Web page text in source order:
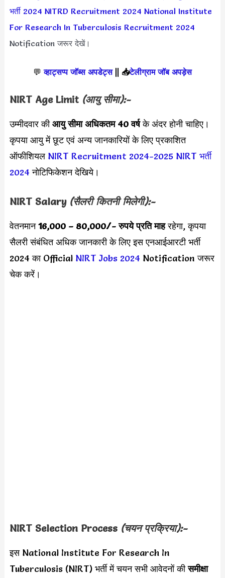
भर्ती 2024 NITRD Recruitment 2024 National Institute
For Research In Tuberculosis Recruitment 2024
Notification जरूर देखें।
💬 व्हाट्सप्प जॉब्स अपडेट्स|| 📥टेलीग्राम जॉब अपड़ेस
NIRT Age Limit (आयु सीमा):-
उम्मीदवार कीआयु सीमा अधिकतम 40 वर्षके अंदर होनी चाहिए।
कृपया आयु में छूट एवं अन्य जानकारियों के लिए प्रकाशित
ऑफीशियल NIRT Recruitment 2024-2025 NIRT भर्ती
2024 नोटिफिकेशन देखिये।
NIRT Salary (सैलरी कितनी मिलेगी):-
वेतनमान16,000 – 80,000/- रुपये प्रति माहरहेगा, कृपया
सैलरी संबंधित अधिक जानकारी के लिए इस एनआईआरटी भर्ती
2024 का Official NIRT Jobs 2024 Notification जरूर
चेक करें।
NIRT Selection Process (चयन प्रक्रिया):-
इस National Institute For Research In
Tuberculosis (NIRT) भर्ती में चयन सभी आवेदनों कीसमीक्षा